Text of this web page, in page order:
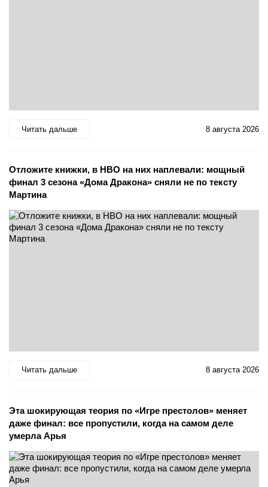
Читать дальше 8 августа 2026
Отложите книжки, в HBO на них наплевали: мощный
финал 3 сезона «Дома Дракона» сняли не по тексту
Мартина
Читать дальше 8 августа 2026
Эта шокирующая теория по «Игре престолов» меняет
даже финал: все пропустили, когда на самом деле
умерла Арья